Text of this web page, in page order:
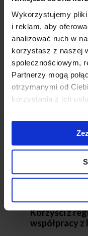
Wykorzystujemy
i reklam, aby
analizować ruch w
korzystasz z naszej
społecznościowym,
Partnerzy mogą
otrzymanymi od
korzystania z ich
przekroczeń
instalacji.
Normy
obecność
Polskie normy
dotyczące poboru
bakterii legionella,
wyników badań.
tych norm.
uzyskania
bezpieczeństwo
Korzyści z
współpracy